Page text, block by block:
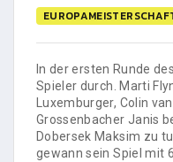
In der ersten Runde
Spieler durch. Marti
Luxemburger, Colin
Grossenbacher Janis
Dobersek Maksim zu
gewann sein Spiel mit